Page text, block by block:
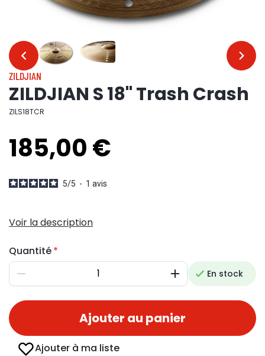
… …
ZILDJIAN
ZILDJIAN S 18" Trash Crash
ZILS18TCR
185,00 €
5/5 - 1 avis
Voir la description
Quantité
Diminuer AugmenterEn stock
Ajouter au panier
Ajouter à ma liste